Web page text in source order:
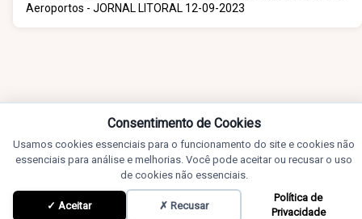
Aeroportos - JORNAL LITORAL 12-09-2023
Consentimento de Cookies
Usamos cookies essenciais para o funcionamento do site e cookies não
essenciais para análise e melhorias. Você pode aceitar ou recusar o uso
de cookies não essenciais.
✓ Aceitar ✗ Recusar
Política de
Privacidade